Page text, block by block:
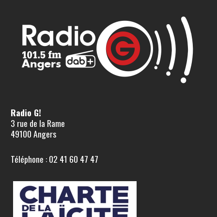
Radio G!
3 rue de la Rame
49100 Angers
Téléphone : 02 41 60 47 47